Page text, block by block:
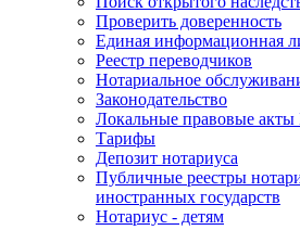
Проверить доверенность
Единая информационная
Реестр переводчиков
Нотариальное
Законодательство
Локальные правовые
Тарифы
Депозит нотариуса
Публичные реестры
иностранных государств
Нотариус - детям